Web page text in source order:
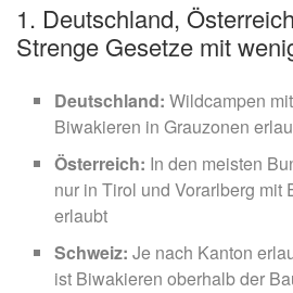
1. Deutschland,
Strenge Gesetze mit
Deutschland: Wildcampen
Biwakieren in Grauzonen
Österreich: In den meisten
nur in Tirol und Vorarlberg mit
erlaubt
Schweiz: Je nach Kanton
ist Biwakieren oberhalb der